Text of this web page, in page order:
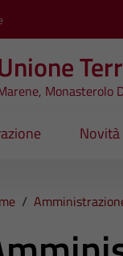
Monasterolo
Novità
/